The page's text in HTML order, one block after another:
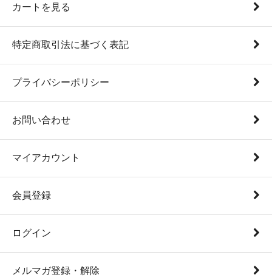
カートを見る
特定商取引法に基づく表記
プライバシーポリシー
お問い合わせ
マイアカウント
会員登録
ログイン
メルマガ登録・解除